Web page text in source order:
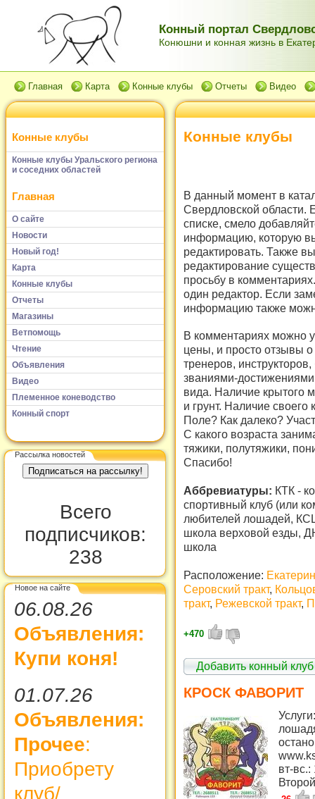
Конный портал
Конюшни и конная жизнь в
Главная Карта Конные клубы Отчеты Видео
Конные клубы
Конные клубы Уральского региона
и соседних областей
Главная
О сайте
Новости
Новый год!
Карта
Конные клубы
Отчеты
Магазины
Ветпомощь
Чтение
Объявления
Видео
Племенное коневодство
Конный спорт
Рассылка новостей
Всего
подписчиков:
238
Новое на сайте
06.08.26
Объявления:
Купи коня!
01.07.26
Объявления:
Прочее:
Приобрету
клуб/
Конные клубы
В данный момент в
Свердловской области.
списке, смело
информацию, которую
редактировать. Также
редактирование
просьбу в
один редактор. Если
информацию также
В комментариях можно
цены, и просто отзывы
тренеров,
званиями-
вида. Наличие крытого
и грунт. Наличие
Поле? Как далеко?
С какого возраста
тяжики, полутяжики,
Спасибо!
Аббревиатуры: КТК -
спортивный клуб (или
любителей лошадей,
школа верховой езды,
школа
Расположение:
Серовский тракт,
тракт, Режевской тракт,
+470
Добавить конный клуб
КРОСК ФАВОРИТ
вт-